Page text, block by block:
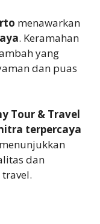
menawarkan
. Keramahan
yang
dan puas
Tour & Travel
terpercaya
dan